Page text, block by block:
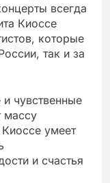
всегда
Киоссе
которые
так и за
чувственные
массу
умеет
и счастья